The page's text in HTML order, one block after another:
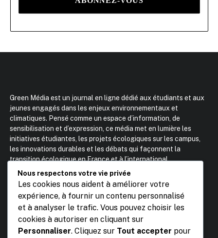
Green Média est un journal en ligne dédié aux étudiants et aux
jeunes engagés dans les enjeux environnementaux et
climatiques. Pensé comme un espace d’information, de
sensibilisation et d’expression, ce média met en lumière les
initiatives étudiantes, les projets écologiques sur les campus,
les innovations durables et les débats qui façonnent la
transition écologique en France et à l’international.
Fondateur : Kamil Makhloufi – Etudiant BBS Kedge BS
Contact :
0033651583318
Nous respectons votre vie privée
Les cookies nous aident à améliorer votre
expérience, à fournir un contenu personnalisé
et à analyser le trafic. Vous pouvez choisir les
cookies à autoriser en cliquant sur
Personnaliser. Cliquez sur Tout accepter pour